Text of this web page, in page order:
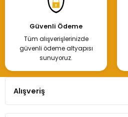
Güvenli Ödeme
Tüm alışverişlerinizde
güvenli ödeme altyapısı
sunuyoruz.
Alışveriş